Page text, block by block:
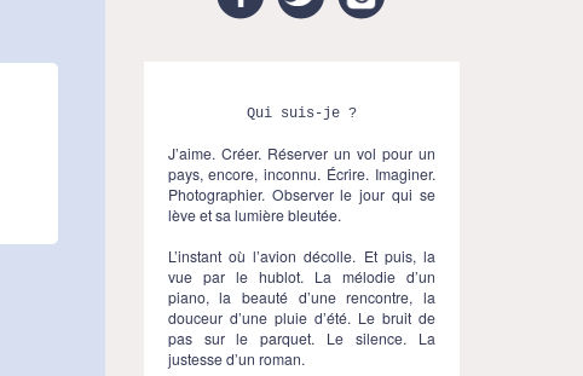
Qui suis-je ?
J’aime. Créer. Réserver un vol pour un
pays, encore, inconnu. Écrire. Imaginer.
Photographier. Observer le jour qui se
lève et sa lumière bleutée.
L’instant où l’avion décolle. Et puis, la
vue par le hublot. La mélodie d’un
piano, la beauté d’une rencontre, la
douceur d’une pluie d’été. Le bruit de
pas sur le parquet. Le silence. La
justesse d’un roman.